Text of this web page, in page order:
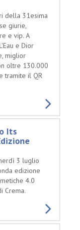
della 31esima
giurie,
e vip. A
e Dior
miglior
oltre 130.000
tramite il QR
Its
3 luglio
edizione
4.0
Crema.